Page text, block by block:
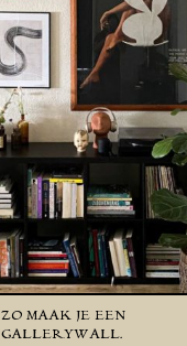
ZO MAAK JE EEN
GALLERYWALL.